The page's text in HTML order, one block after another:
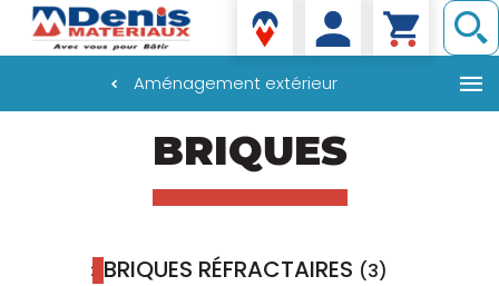
Denis matériaux
Aménagement extérieur
BRIQUES
BRIQUES RÉFRACTAIRES (3)